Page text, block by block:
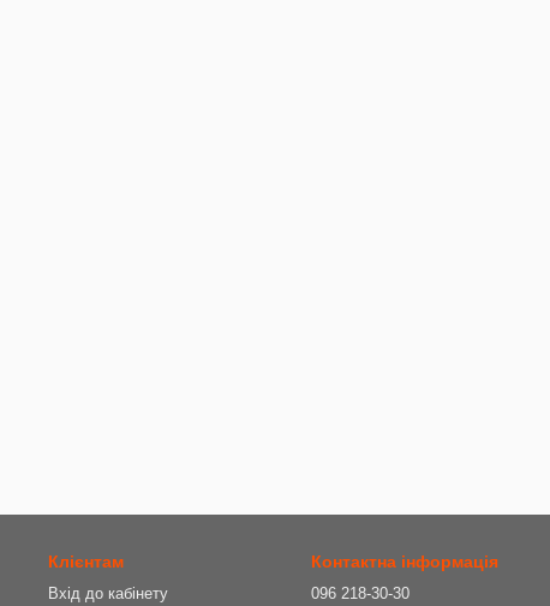
Клієнтам
Вхід до кабінету
Контактна інформація
096 218-30-30